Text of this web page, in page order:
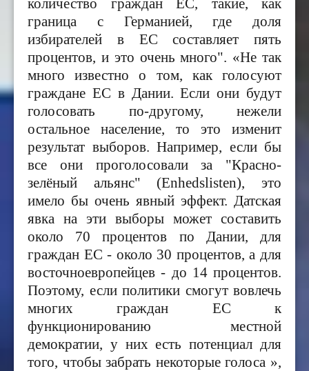
количество граждан ЕС, такие, как
граница с Германией, где доля
избирателей в ЕС составляет пять
процентов, и это очень много". «Не так
много известно о том, как голосуют
граждане ЕС в Дании. Если они будут
голосовать по-другому, нежели
остальное население, то это изменит
результат выборов. Например, если бы
все они проголосовали за "Красно-
зелёный альянс" (Enhedslisten), это
имело бы очень явный эффект. Датская
явка на эти выборы может составить
около 70 процентов по Дании, для
граждан ЕС - около 30 процентов, а для
восточноевропейцев - до 14 процентов.
Поэтому, если политики смогут вовлечь
многих граждан ЕС к
функционированию местной
демократии, у них есть потенциал для
того, чтобы забрать некоторые голоса »,